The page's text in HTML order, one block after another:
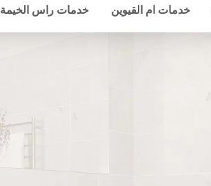
خدمات ام القيوين خدمات راس الخيمة